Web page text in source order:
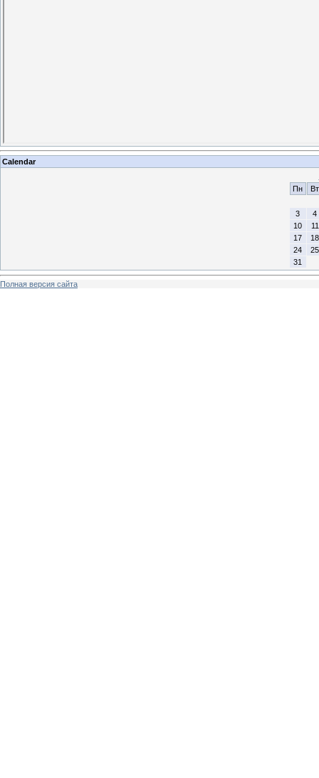
Calendar
Пн
Вт
3
4
10
11
17
18
24
25
31
Полная версия сайта